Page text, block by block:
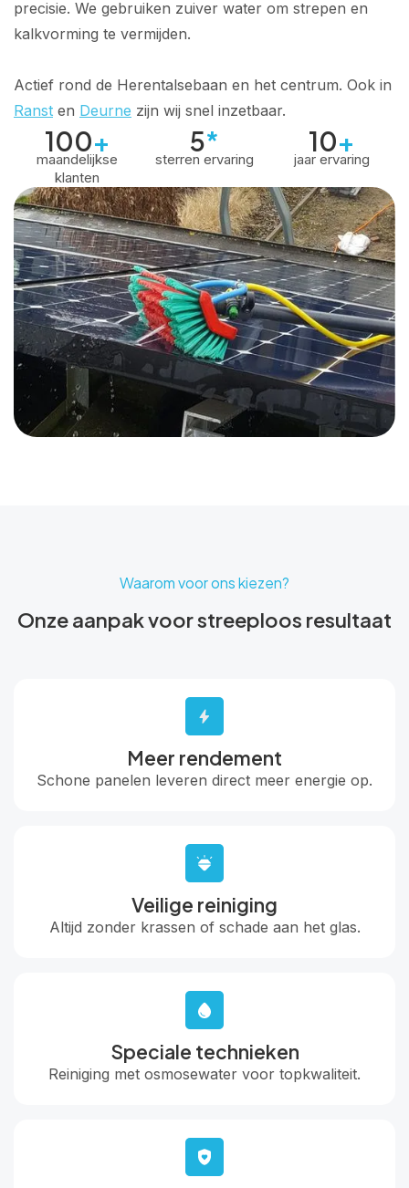
precisie. We gebruiken zuiver water om strepen en
kalkvorming te vermijden.
Actief rond de Herentalsebaan en het centrum. Ook in
Ranst en Deurne zijn wij snel inzetbaar.
100+
maandelijkse
klanten
5*
sterren ervaring
10+
jaar ervaring
Waarom voor ons kiezen?
Onze aanpak voor streeploos resultaat
Meer rendement
Schone panelen leveren direct meer energie op.
Veilige reiniging
Altijd zonder krassen of schade aan het glas.
Speciale technieken
Reiniging met osmosewater voor topkwaliteit.